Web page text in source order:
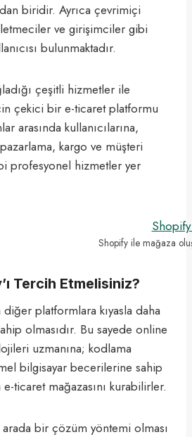
biridir. Ayrıca çevrimiçi
ve girişimciler gibi
bulunmaktadır.
çeşitli hizmetler ile
çekici bir e-ticaret platformu
arasında kullanıcılarına,
kargo ve müşteri
profesyonel hizmetler yer
Shopify ile mağaza
Tercih Etmelisiniz?
diğer platformlara kıyasla daha
olmasıdır. Bu sayede online
uzmanına; kodlama
bilgisayar becerilerine sahip
ticaret mağazasını kurabilirler.
bir çözüm yöntemi olması